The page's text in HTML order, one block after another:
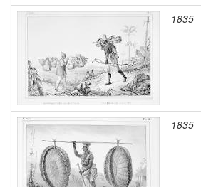
1835
1835